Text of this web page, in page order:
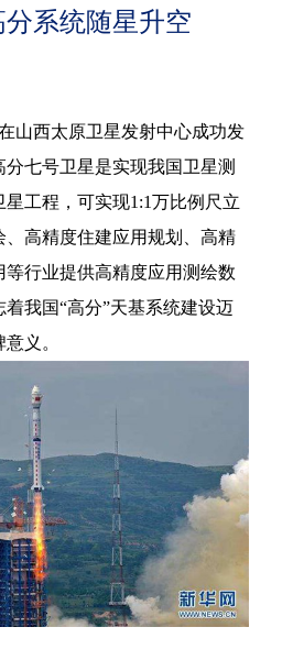
系统随星升空
西太原卫星发射中心成功发
七号卫星是实现我国卫星测
工程，可实现1:1万比例尺立
、高精度住建应用规划、高精
等行业提供高精度应用测绘数
我国“高分”天基系统建设迈
义。